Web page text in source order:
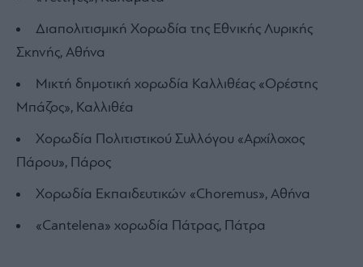
Διαπολιτισμική Χορωδία της Εθνικής Λυρικής
Σκηνής, Αθήνα
Μικτή δημοτική χορωδία Καλλιθέας «Ορέστης
Μπάζος», Καλλιθέα
Χορωδία Πολιτιστικού Συλλόγου «Αρχίλοχος
Πάρου», Πάρος
Χορωδία Εκπαιδευτικών «Choremus», Αθήνα
«Cantelena» χορωδία Πάτρας, Πάτρα